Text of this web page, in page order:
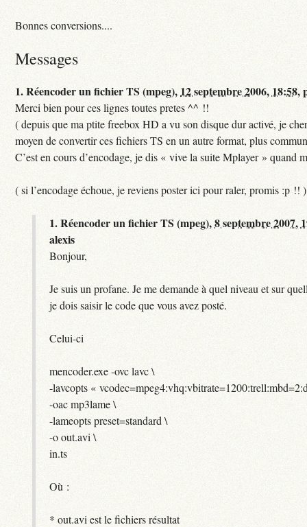
Bonnes conversions....
Messages
1.Réencoder un fichier TS (mpeg), 12 septembre 2006, 18:58,
Merci bien pour ces lignes toutes pretes ^^ !!
( depuis que ma ptite freebox HD a vu son disque dur activé, je
moyen de convertir ces fichiers TS en un autre format, plus
C’est en cours d’encodage, je dis « vive la suite Mplayer » quand
( si l’encodage échoue, je reviens poster ici pour raler, promis :p !! )
1.Réencoder un fichier TS (mpeg),8 septembre 2007,
alexis
Bonjour,
Je suis un profane. Je me demande à quel niveau et sur
je dois saisir le code que vous avez posté.
Celui-ci
mencoder.exe -ovc lavc \
-lavcopts «
-oac mp3lame \
-lameopts preset=standard \
-o out.avi \
in.ts
Où :
* out.avi est le fichiers résultat